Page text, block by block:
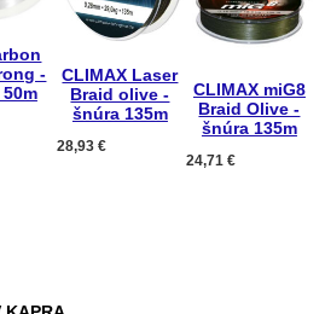
-
CLIMAX Laser
Braid olive -
šnúra 135m
28,93 €
CLIMAX miG8
Braid Olive -
šnúra 135m
24,71 €